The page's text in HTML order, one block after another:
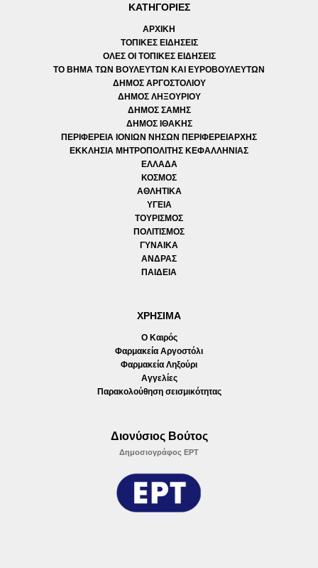
ΚΑΤΗΓΟΡΙΕΣ
ΑΡΧΙΚΗ
ΤΟΠΙΚΕΣ ΕΙΔΗΣΕΙΣ
ΟΛΕΣ ΟΙ ΤΟΠΙΚΕΣ ΕΙΔΗΣΕΙΣ
ΤΟ ΒΗΜΑ ΤΩΝ ΒΟΥΛΕΥΤΩΝ ΚΑΙ ΕΥΡΟΒΟΥΛΕΥΤΩΝ
ΔΗΜΟΣ ΑΡΓΟΣΤΟΛΙΟΥ
ΔΗΜΟΣ ΛΗΞΟΥΡΙΟΥ
ΔΗΜΟΣ ΣΑΜΗΣ
ΔΗΜΟΣ ΙΘΑΚΗΣ
ΠΕΡΙΦΕΡΕΙΑ ΙΟΝΙΩΝ ΝΗΣΩΝ ΠΕΡΙΦΕΡΕΙΑΡΧΗΣ
ΕΚΚΛΗΣΙΑ ΜΗΤΡΟΠΟΛΙΤΗΣ ΚΕΦΑΛΛΗΝΙΑΣ
ΕΛΛΑΔΑ
ΚΟΣΜΟΣ
ΑΘΛΗΤΙΚΑ
ΥΓΕΙΑ
ΤΟΥΡΙΣΜΟΣ
ΠΟΛΙΤΙΣΜΟΣ
ΓΥΝΑΙΚΑ
ΑΝΔΡΑΣ
ΠΑΙΔΕΙΑ
ΧΡΗΣΙΜΑ
Ο Καιρός
Φαρμακεία Αργοστόλι
Φαρμακεία Ληξούρι
Αγγελίες
Παρακολούθηση σεισμικότητας
Διονύσιος Βούτος
Δημοσιογράφος ΕΡΤ